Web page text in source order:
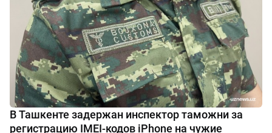
В Ташкенте задержан инспектор таможни за
регистрацию IMEI-кодов iPhone на чужие